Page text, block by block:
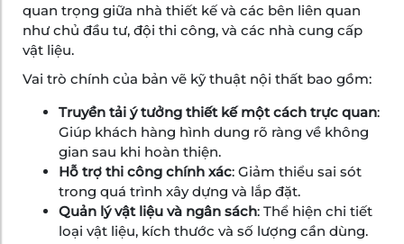
quan trọng giữa nhà thiết kế và các bên liên quan
như chủ đầu tư, đội thi công, và các nhà cung cấp
vật liệu.
Vai trò chính của bản vẽ kỹ thuật nội thất bao gồm:
Truyền tải ý tưởng thiết kế một cách trực quan:
Giúp khách hàng hình dung rõ ràng về không
gian sau khi hoàn thiện.
Hỗ trợ thi công chính xác: Giảm thiểu sai sót
trong quá trình xây dựng và lắp đặt.
Quản lý vật liệu và ngân sách: Thể hiện chi tiết
loại vật liệu, kích thước và số lượng cần dùng.